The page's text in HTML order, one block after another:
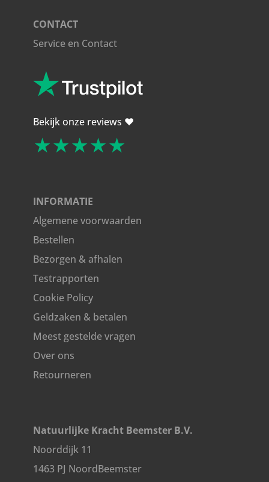
CONTACT
Service en Contact
Bekijk onze reviews ❤️
★★★★★
INFORMATIE
Algemene voorwaarden
Bestellen
Bezorgen & afhalen
Testrapporten
Cookie Policy
Geldzaken & betalen
Meest gestelde vragen
Over ons
Retourneren
Natuurlijke Kracht Beemster B.V.
Noorddijk 11
1463 PJ NoordBeemster